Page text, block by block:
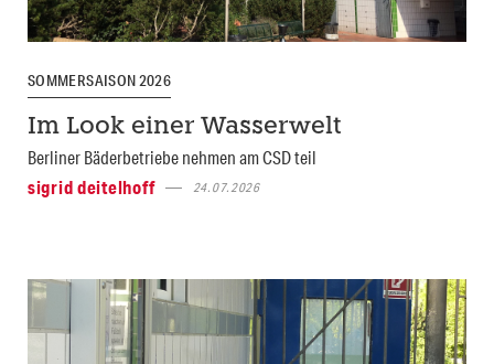
SOMMERSAISON 2026
Im Look einer Wasserwelt
Berliner Bäderbetriebe nehmen am CSD teil
sigrid deitelhoff
24.07.2026